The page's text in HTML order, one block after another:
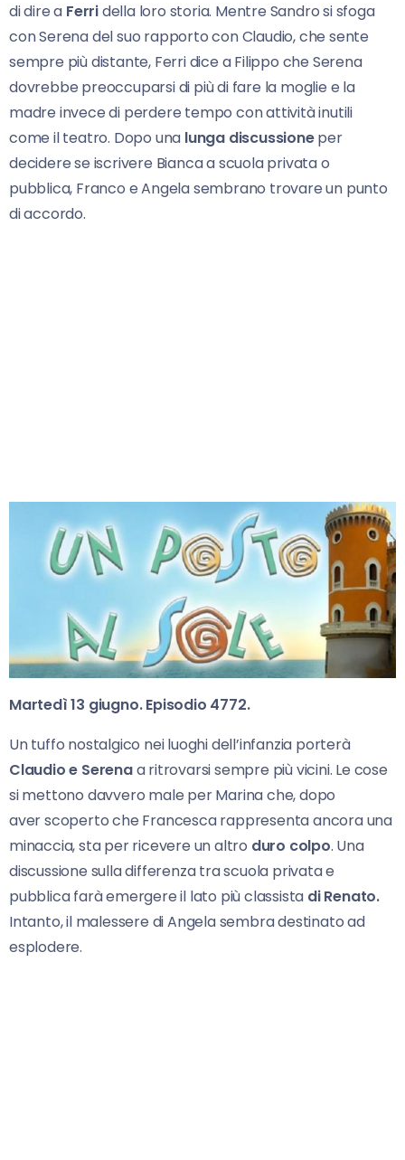
di dire a Ferridella loro storia. Mentre Sandro si sfoga
con Serena del suo rapporto con Claudio, che sente
sempre più distante, Ferri dice a Filippo che Serena
dovrebbe preoccuparsi di più di fare la moglie e la
madre invece di perdere tempo con attività inutili
come il teatro. Dopo una lunga discussioneper
decidere se iscrivere Bianca a scuola privata o
pubblica, Franco e Angela sembrano trovare un punto
di accordo.
Martedì 13 giugno. Episodio 4772.
Un tuffo nostalgico nei luoghi dell’infanzia porterà
Claudio e Serenaa ritrovarsi sempre più vicini. Le cose
si mettono davvero male per Marina che, dopo
aver scoperto che Francesca rappresenta ancora una
minaccia, sta per ricevere un altro duro colpo. Una
discussione sulla differenza tra scuola privata e
pubblica farà emergere il lato più classista di Renato.
Intanto, il malessere di Angela sembra destinato ad
esplodere.